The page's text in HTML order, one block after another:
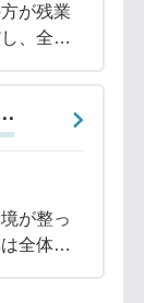
が残業
、全体
人あた
時間程度
が整っ
全体で